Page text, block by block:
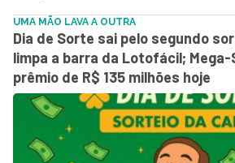
UMA MÃO LAVA A OUTRA
Dia de Sorte sai pelo segundo
limpa a barra da Lotofácil;
prêmio de R$ 135 milhões hoje